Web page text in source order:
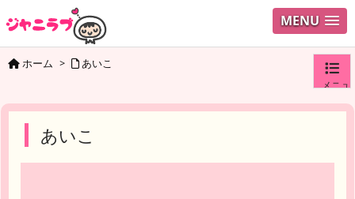
MENU
メニュ
ホーム > あいこ
あいこ